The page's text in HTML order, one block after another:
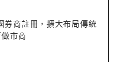
商註冊，擴大布局傳統
市商